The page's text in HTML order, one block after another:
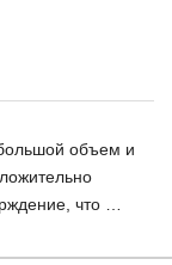
объем и
что …